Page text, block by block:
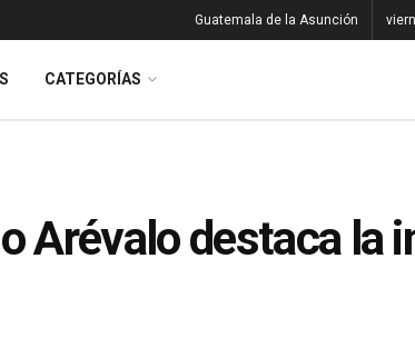
Guatemala de la Asunción
CATEGORÍAS
Arévalo destaca la